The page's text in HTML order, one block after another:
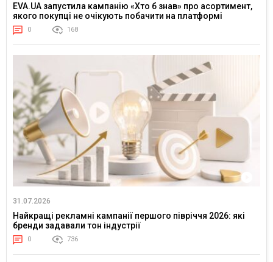
EVA.UA запустила кампанію «Хто б знав» про асортимент,
якого покупці не очікують побачити на платформі
0 168
31.07.2026
Найкращі рекламні кампанії першого півріччя 2026: які
бренди задавали тон індустрії
0 736